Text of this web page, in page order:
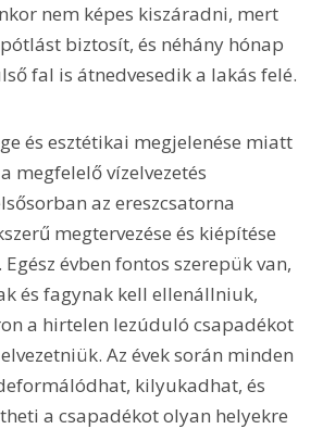
nem képes kiszáradni, mert
biztosít, és néhány hónap
fal is átnedvesedik a lakás felé.
és esztétikai megjelenése miatt
megfelelő vízelvezetés
az ereszcsatorna
megtervezése és kiépítése
évben fontos szerepük van,
és fagynak kell ellenállniuk,
a hirtelen lezúduló csapadékot
Az évek során minden
kilyukadhat, és
a csapadékot olyan helyekre